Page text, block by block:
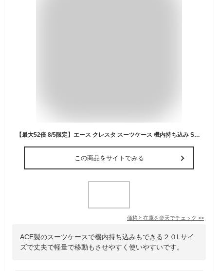
【最大52倍 8/5限定】エース クレスタ スーツケース 機内持ち込み Sサイズ SS 20L コインロッカー 軽量 ACE 06314 キャリーケース GOGO割
この商品をサイトでみる
価格と在庫を楽天でチェック >>
ACE製のスーツケースで機内持ち込みもできる２０Lサイ
ズで丈夫で軽量で移動もさせやすく使いやすいです。